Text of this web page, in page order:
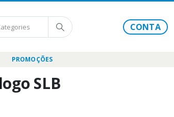
CONTA
PROMOÇÕES
SLB